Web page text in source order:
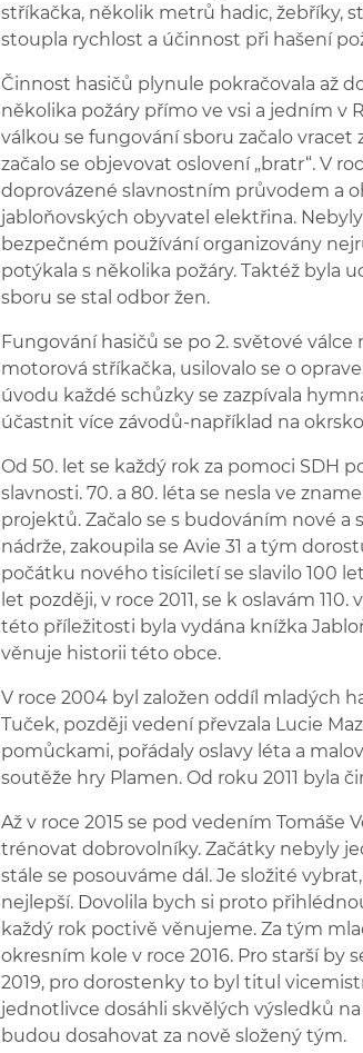
stříkačka, několik metrů hadic, žebříky,
stoupla rychlost a účinnost při hašení
Činnost hasičů plynule pokračovala až
několika požáry přímo ve vsi a jedním v
válkou se fungování sboru začalo
začalo se objevovat oslovení „bratr“. V
doprovázené slavnostním průvodem a
jabloňovských obyvatel elektřina.
bezpečném používání organizovány
potýkala s několika požáry. Taktéž byla
sboru se stal odbor žen.
Fungování hasičů se po 2. světové
motorová stříkačka, usilovalo se o
úvodu každé schůzky se zazpívala
účastnit více závodů-například na
Od 50. let se každý rok za pomoci SDH
slavnosti. 70. a 80. léta se nesla ve
projektů. Začalo se s budováním nové a
nádrže, zakoupila se Avie 31 a tým
počátku nového tisíciletí se slavilo 100
let později, v roce 2011, se k oslavám
této příležitosti byla vydána knížka
věnuje historii této obce.
V roce 2004 byl založen oddíl mladých
Tuček, později vedení převzala Lucie
pomůckami, pořádaly oslavy léta a
soutěže hry Plamen. Od roku 2011 byla
Až v roce 2015 se pod vedením Tomáše
trénovat dobrovolníky. Začátky nebyly
stále se posouváme dál. Je složité
nejlepší. Dovolila bych si proto
každý rok poctivě věnujeme. Za tým
okresním kole v roce 2016. Pro starší by
2019, pro dorostenky to byl titul
jednotlivce dosáhli skvělých výsledků
budou dosahovat za nově složený tým.